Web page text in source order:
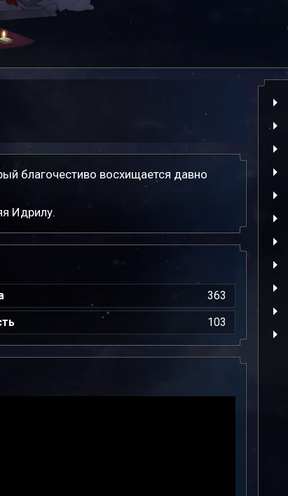
благочестиво восхищается давно
Идрилу.
363
103